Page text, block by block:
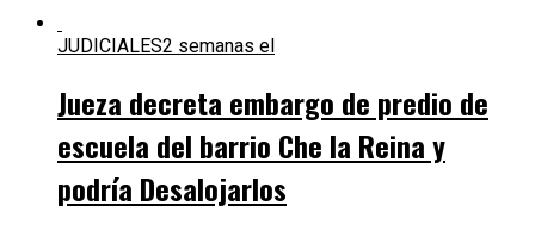
JUDICIALES2 semanas el
Jueza decreta embargo de predio de
escuela del barrio Che la Reina y
podría Desalojarlos